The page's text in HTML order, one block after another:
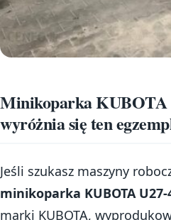
Minikoparka KUBOTA
wyróżnia się ten
Jeśli szukasz maszyny
minikoparka KUBOTA
marki KUBOTA,